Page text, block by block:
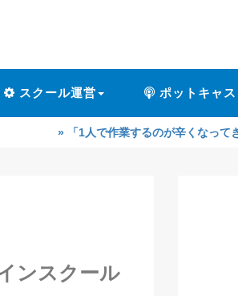
スクール運営 ポットキャス
1人で作業するのが辛くなってきた...」そん
ンスクール